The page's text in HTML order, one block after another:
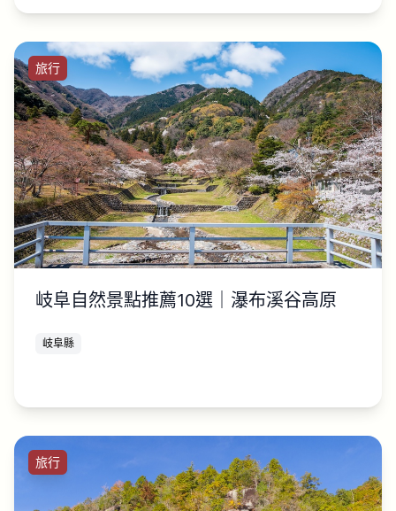
旅行
岐阜自然景點推薦10選｜瀑布溪谷高原
岐阜縣
旅行